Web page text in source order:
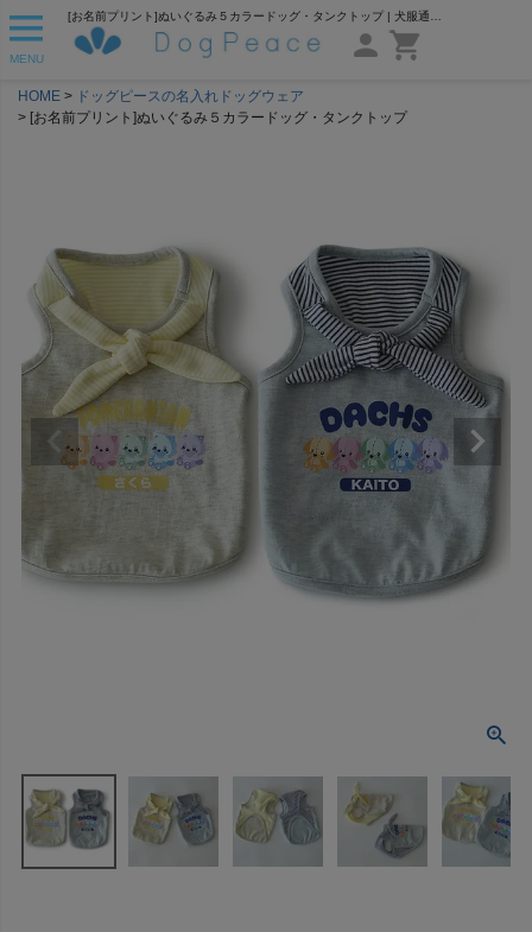
MENU
HOME
ドッグピースの名入れドッグウェア
[お名前プリント]ぬいぐるみ５カラードッグ・タンクトップ